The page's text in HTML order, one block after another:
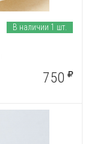
В наличии 1 шт.
750